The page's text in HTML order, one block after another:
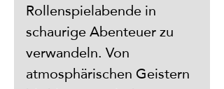
Rollenspielabende in
schaurige Abenteuer zu
verwandeln. Von
atmosphärischen Geistern